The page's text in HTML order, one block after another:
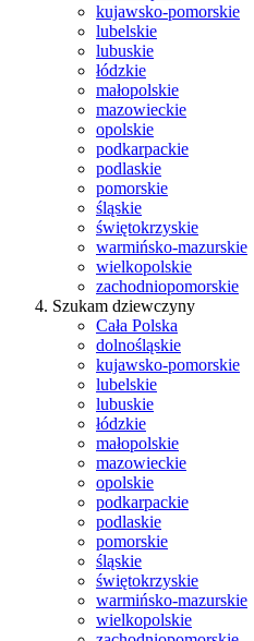
kujawsko-pomorskie
lubelskie
lubuskie
łódzkie
małopolskie
mazowieckie
opolskie
podkarpackie
podlaskie
pomorskie
śląskie
świętokrzyskie
warmińsko-mazurskie
wielkopolskie
zachodniopomorskie
Szukam dziewczyny
Cała Polska
dolnośląskie
kujawsko-pomorskie
lubelskie
lubuskie
łódzkie
małopolskie
mazowieckie
opolskie
podkarpackie
podlaskie
pomorskie
śląskie
świętokrzyskie
warmińsko-mazurskie
wielkopolskie